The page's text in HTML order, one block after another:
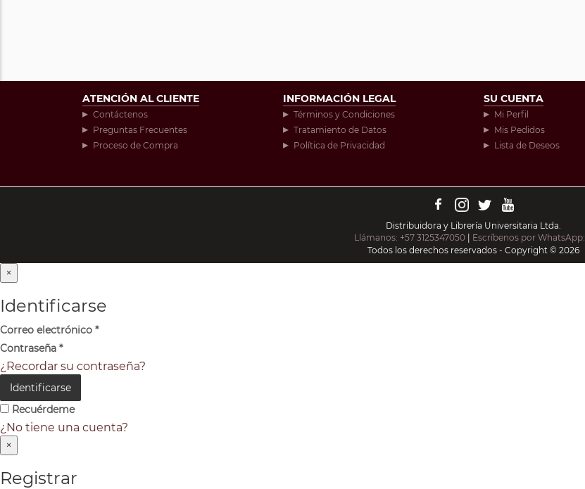
ATENCIÓN AL CLIENTE
Contáctenos
Preguntas Frecuentes
Proceso de Compra
INFORMACIÓN LEGAL
Términos y Condiciones
Tratamiento de Datos
Política de Privacidad
SU CUENTA
Mi Perfil
Mis Pedidos
Lista de Deseos
Distribuidora y Librería Universitaria Ltda.
Llámanos: +57 3125347050
Escríbenos por WhatsApp:
Todos los derechos reservados - Copyright © 2026
×
Identificarse
Correo electrónico *
Contraseña *
¿Recordar su contraseña?
Identificarse
Recuérdeme
¿No tiene una cuenta?
×
Registrar